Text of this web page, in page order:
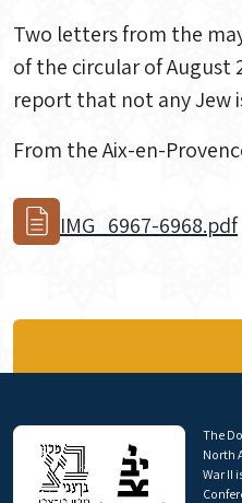
Two letters from the
of the circular of August
report that not any Jew
From the Aix-en-
IMG_6967-6968.pdf
The
North
War II